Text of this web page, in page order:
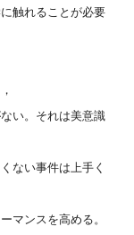
触れることが必要
い。それは美意識
ない事件は上手く
マンスを高める。